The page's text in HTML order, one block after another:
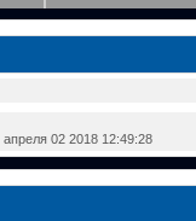
апреля 02 2018 12:49:28